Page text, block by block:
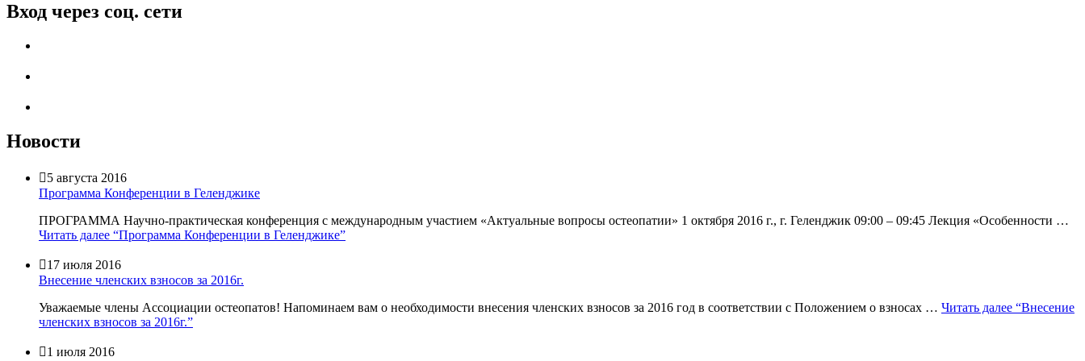
Вход через соц. сети
Новости
5 августа 2016
Программа Конференции в Геленджике
ПРОГРАММА Научно-практическая конференция с международным участием «Актуальные вопросы остеопатии» 1 октября 2016 г., г. Геленджик 09:00 – 09:45 Лекция «Особенности …
Читать далее “Программа Конференции в Геленджике”
17 июля 2016
Внесение членских взносов за 2016г.
Уважаемые члены Ассоциации остеопатов! Напоминаем вам о необходимости внесения членских взносов за 2016 год в соответствии с Положением о взносах … Читать далее “Внесение
членских взносов за 2016г.”
1 июля 2016